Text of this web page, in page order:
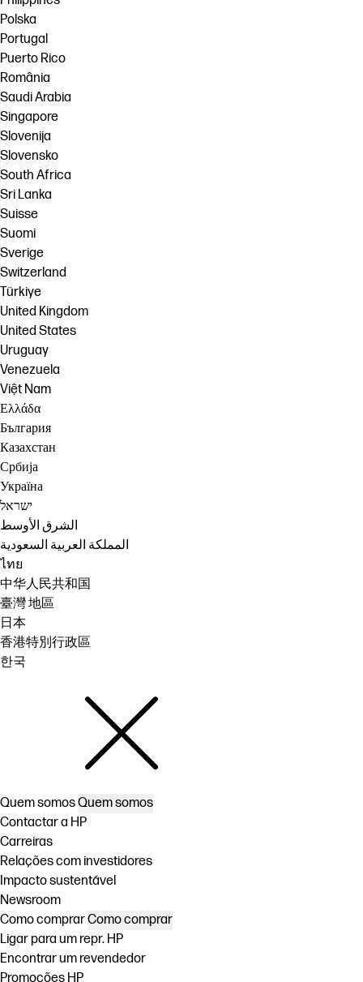
Polska
Portugal
Puerto Rico
România
Saudi Arabia
Singapore
Slovenija
Slovensko
South Africa
Sri Lanka
Suisse
Suomi
Sverige
Switzerland
Türkiye
United Kingdom
United States
Uruguay
Venezuela
Việt Nam
Ελλάδα
България
Казахстан
Србија
Україна
ישראל
الشرق الأوسط
المملكة العربية السعودية
ไทย
中华人民共和国
臺灣 地區
日本
香港特別行政區
한국
Quem somosQuem somos
Contactar a HP
Carreiras
Relações com investidores
Impacto sustentável
Newsroom
Como comprarComo comprar
Ligar para um repr. HP
Encontrar um revendedor
Promoções HP